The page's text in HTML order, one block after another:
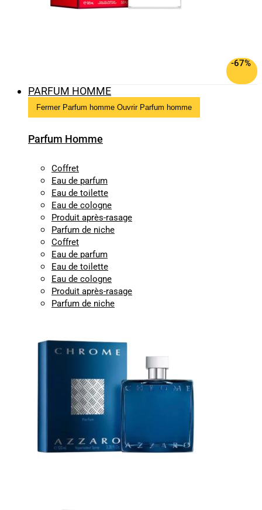
-67%
PARFUM HOMME
Fermer Parfum homme Ouvrir Parfum homme
Parfum Homme
Coffret
Eau de parfum
Eau de toilette
Eau de cologne
Produit après-rasage
Parfum de niche
Coffret
Eau de parfum
Eau de toilette
Eau de cologne
Produit après-rasage
Parfum de niche